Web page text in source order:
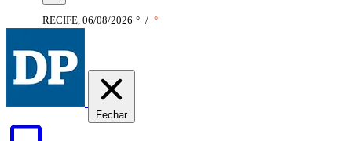
RECIFE, 06/08/2026 ° / °
Fechar